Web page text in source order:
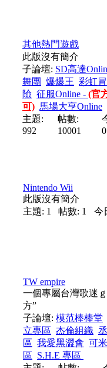
其他熱門遊戲
此版沒有簡介
子論壇: SD高達
舞團 爆爆王 彩虹冒
險 征服Online - (官
可) 馬場大亨Online
主題:
992
帖數:
10001
0
Nintendo Wii
此版沒有簡介
主題: 1
帖數: 1 今
TW empire
一個專屬台灣歌迷
方”
子論壇: 模范棒棒堂
立專區 杰倫組織
區 我愛黑澀會 可
區 S.H.E 專區